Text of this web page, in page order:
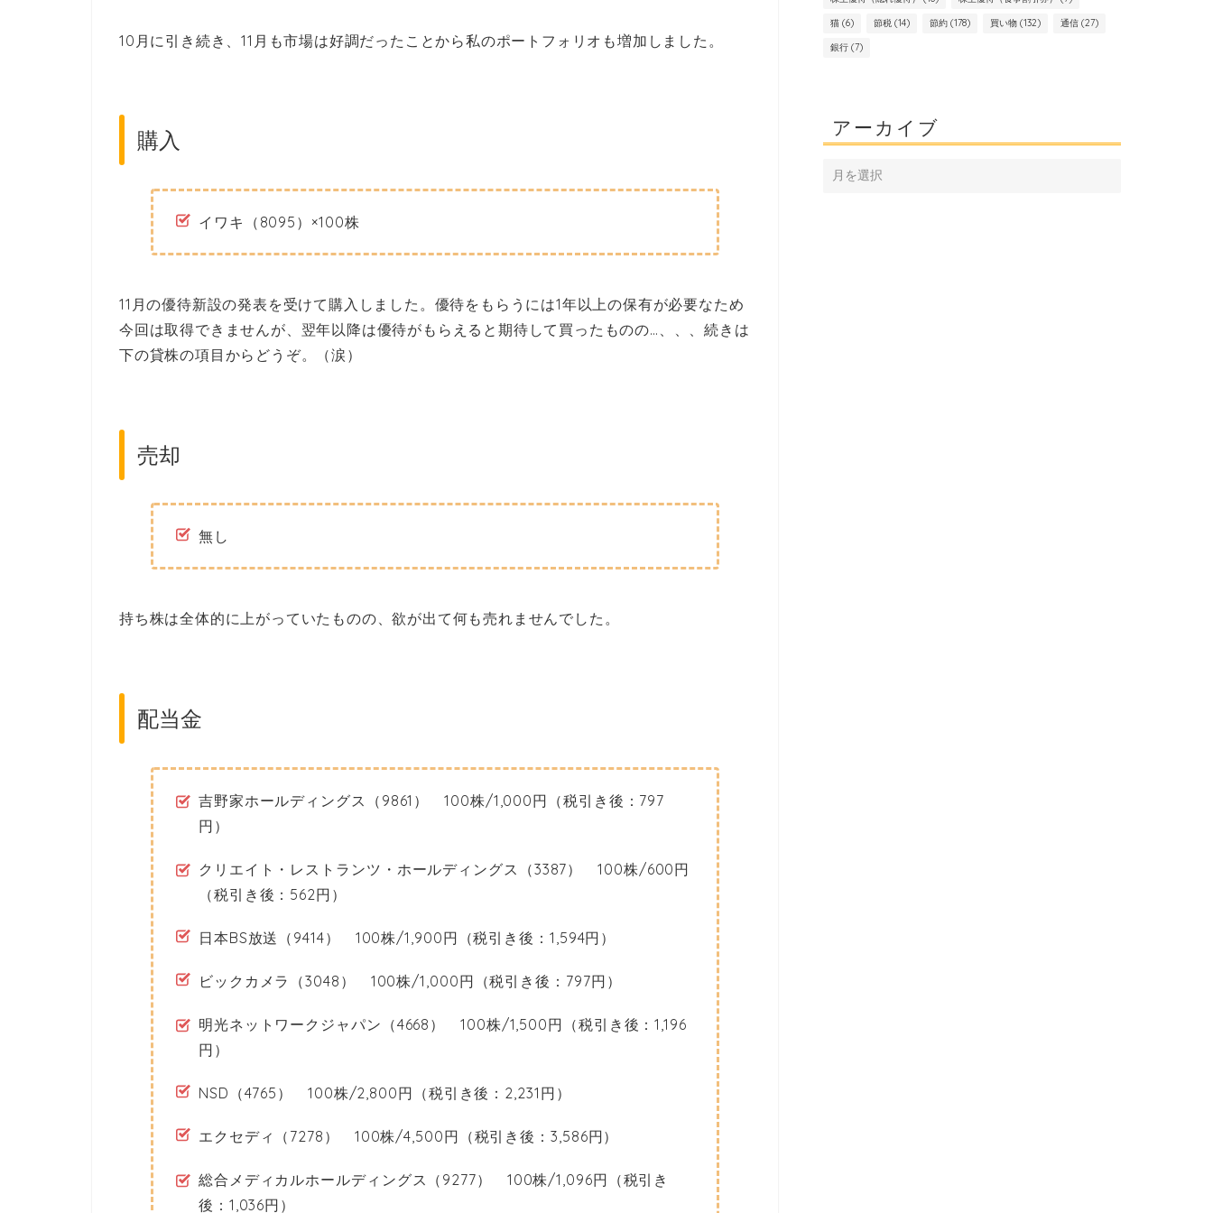
10月に引き続き、11月も市場は好調だったことから私のポートフォリオも増加しました。
購入
イワキ（8095）×100株
11月の優待新設の発表を受けて購入しました。優待をもらうには1年以上の保有が必要なため
今回は取得できませんが、翌年以降は優待がもらえると期待して買ったものの…、、、続きは
下の貸株の項目からどうぞ。（涙）
売却
無し
持ち株は全体的に上がっていたものの、欲が出て何も売れませんでした。
配当金
吉野家ホールディングス（9861） 100株/1,000円（税引き後：797
円）
クリエイト・レストランツ・ホールディングス（3387） 100株/600円
（税引き後：562円）
日本BS放送（9414） 100株/1,900円（税引き後：1,594円）
ビックカメラ（3048） 100株/1,000円（税引き後：797円）
明光ネットワークジャパン（4668） 100株/1,500円（税引き後：1,196
円）
NSD（4765） 100株/2,800円（税引き後：2,231円）
エクセディ（7278） 100株/4,500円（税引き後：3,586円）
総合メディカルホールディングス（9277） 100株/1,096円（税引き
後：1,036円）
猫(6) 節税(14) 節約(178) 買い物(132) 通信(27)
銀行(7)
アーカイブ